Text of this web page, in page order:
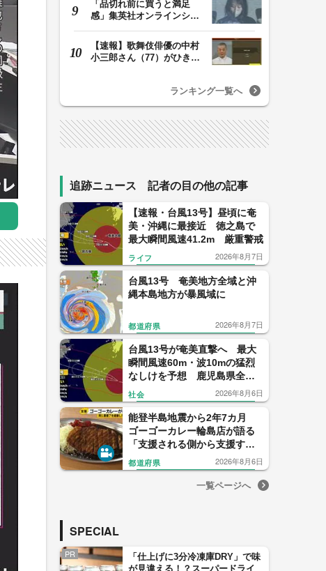
「品切れ前に買うと満足
感」集英社オンラインショ
【速報】歌舞伎俳優の中村
小三郎さん（77）がひき逃
ランキング一覧へ
追跡ニュース 記者の目の他の記事
【速報・台風13号】昼頃に奄
美・沖縄に最接近 徳之島で
最大瞬間風速41.2m 厳重警戒
ライフ 2026年8月7日
台風13号 奄美地方全域と沖
縄本島地方が暴風域に
都道府県 2026年8月7日
台風13号が奄美直撃へ 最大
瞬間風速60m・波10mの猛烈
なしけを予想 鹿児島県全域
がすでに強風域 気象予報士
解説
社会 2026年8月6日
能登半島地震から2年7カ月
ゴーゴーカレー輪島店が語る
「支援される側から支援する
側へ」
都道府県 2026年8月6日
一覧ページへ
SPECIAL
PR
「仕上げに3分冷凍庫DRY」で味
が見違える！？スーパードライ